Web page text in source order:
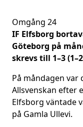
Omgång 24
IF Elfsborg
Göteborg på
skrevs till 1–3
På måndagen var
Allsvenskan efter
Elfsborg väntade
på Gamla Ullevi.